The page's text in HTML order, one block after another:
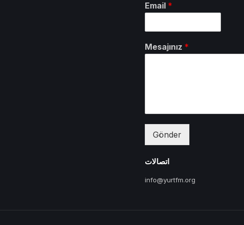
Email *
Mesajınız *
Gönder
اتصالات
info@yurtfm.org